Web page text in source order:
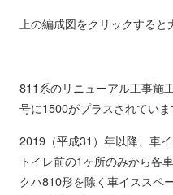
上の編成図をクリックすると
811系のリニューアル工事施
号に1500がプラスされていま
2019（平成31）年以降、車
トイレ前の1ヶ所のみから各
クハ810形を除く車イススペ